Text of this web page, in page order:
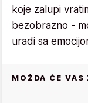
koje zalupi
bezobrazno -
uradi sa
MOŽDA ĆE VAS